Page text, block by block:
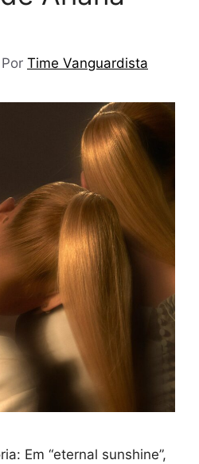
Por Time Vanguardista
Em “eternal sunshine”,